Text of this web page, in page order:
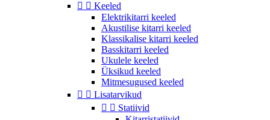
  Keeled
Elektrikitarri keeled
Akustilise kitarri keeled
Klassikalise kitarri keeled
Basskitarri keeled
Ukulele keeled
Üksikud keeled
Mitmesugused keeled
  Lisatarvikud
  Statiivid